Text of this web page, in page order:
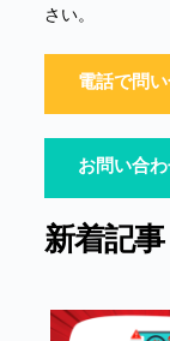
さい。
電話で問
お問い合
新着記事